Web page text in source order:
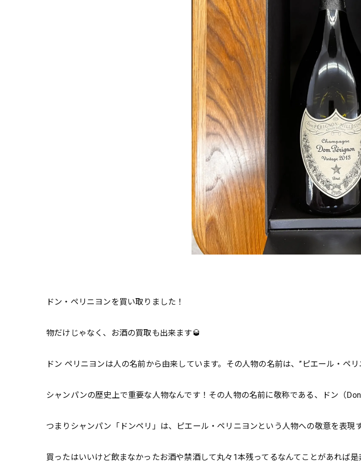
ドン・ペリニヨンを買い取りました！
物だけじゃなく、お酒の買取も出来ます🥃
ドン ペリニヨンは人の名前から由来しています。その人物の名前は、”ピエール・ペリ
シャンパンの歴史上で重要な人物なんです！その人物の名前に敬称である、ドン（
つまりシャンパン「ドンペリ」は、ピエール・ペリニヨンという人物への敬意を表現
買ったはいいけど飲まなかったお酒や禁酒して丸々1本残ってるなんてことがあれば